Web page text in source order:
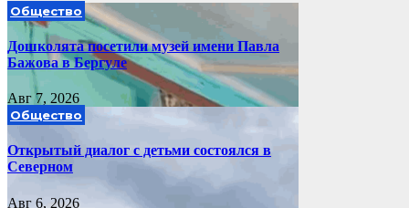
Общество
Дошколята посетили музей имени Павла
Бажова в Бергуле
Авг 7, 2026
Общество
Открытый диалог с детьми состоялся в
Северном
Авг 6, 2026